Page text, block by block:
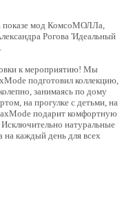
показе мод КомсоМОЛЛа,
Рогова 'Идеальный
к мероприятию! Мы
подготовил коллекцию,
занимаясь по дому
на прогулке с детьми, на
подарит комфортную
натуральные
на каждый день для всех